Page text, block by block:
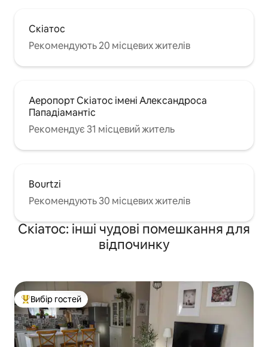
Скіатос
Рекомендують 20 місцевих жителів
Аеропорт Скіатос імені Александроса
Пападіамантіс
Рекомендує 31 місцевий житель
Bourtzi
Рекомендують 30 місцевих жителів
Скіатос: інші чудові помешкання для
відпочинку
Топ вибір гостей
Вибір гостей